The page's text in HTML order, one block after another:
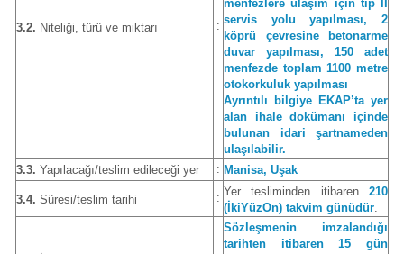
3.2. Niteliği, türü ve miktarı :
menfezlere ulaşım için tip II
servis yolu yapılması, 2
köprü çevresine betonarme
duvar yapılması, 150 adet
menfezde toplam 1100 metre
otokorkuluk yapılması
Ayrıntılı bilgiye EKAP’ta yer
alan ihale dokümanı içinde
bulunan idari şartnameden
ulaşılabilir.
3.3. Yapılacağı/teslim edileceği yer : Manisa, Uşak
3.4. Süresi/teslim tarihi : Yer tesliminden itibaren 210
(İkiYüzOn) takvim günüdür
Sözleşmenin imzalandığı
tarihten itibaren 15 gün